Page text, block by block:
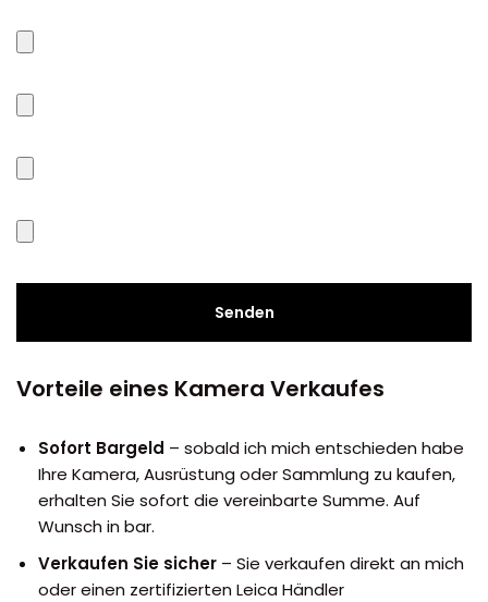
Vorteile eines Kamera Verkaufes
Sofort Bargeld – sobald ich mich entschieden habe
Ihre Kamera, Ausrüstung oder Sammlung zu kaufen,
erhalten Sie sofort die vereinbarte Summe. Auf
Wunsch in bar.
Verkaufen Sie sicher – Sie verkaufen direkt an mich
oder einen zertifizierten Leica Händler